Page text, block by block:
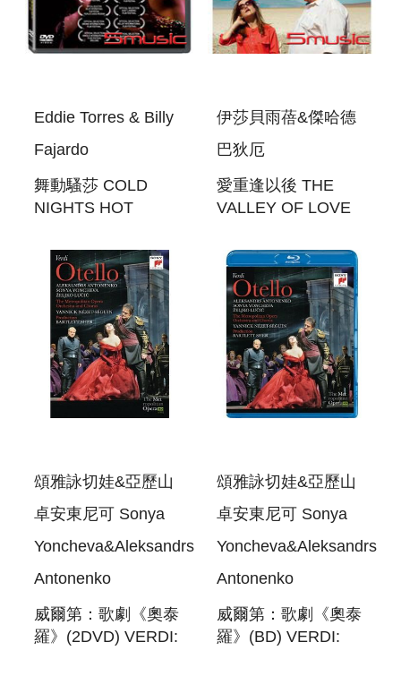
Eddie Torres & Billy
Fajardo
舞動騷莎 COLD
NIGHTS HOT
伊莎貝雨蓓&傑哈德
巴狄厄
愛重逢以後 THE
VALLEY OF LOVE
頌雅詠切娃&亞歷山
卓安東尼可 Sonya
Yoncheva&Aleksandrs
Antonenko
威爾第：歌劇《奧泰
羅》(2DVD) VERDI:
頌雅詠切娃&亞歷山
卓安東尼可 Sonya
Yoncheva&Aleksandrs
Antonenko
威爾第：歌劇《奧泰
羅》(BD) VERDI: